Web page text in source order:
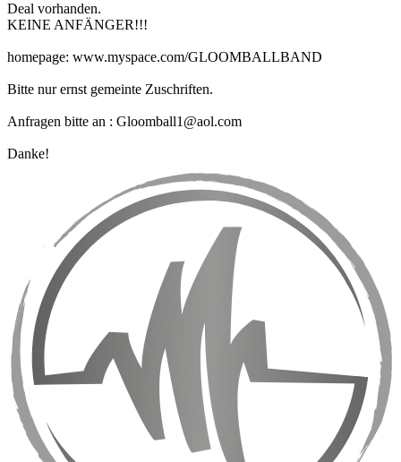
Deal vorhanden.
KEINE ANFÄNGER!!!
homepage: www.myspace.com/GLOOMBALLBAND
Bitte nur ernst gemeinte Zuschriften.
Anfragen bitte an : Gloomball1@aol.com
Danke!